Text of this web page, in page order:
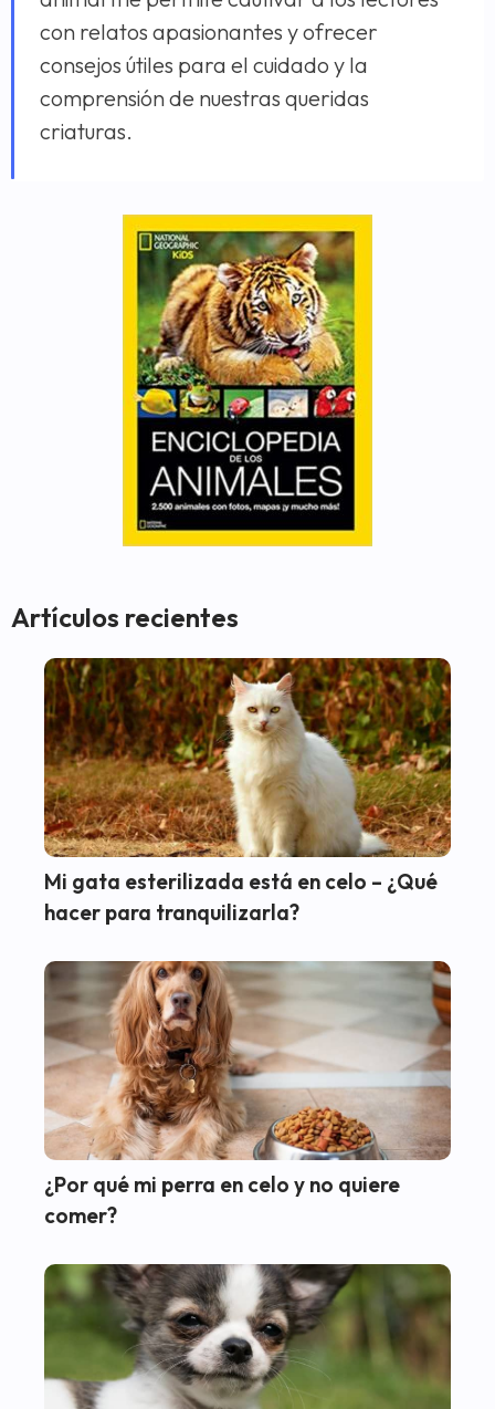
con relatos apasionantes y ofrecer
consejos útiles para el cuidado y la
comprensión de nuestras queridas
criaturas.
Artículos recientes
Mi gata esterilizada está en celo – ¿Qué
hacer para tranquilizarla?
¿Por qué mi perra en celo y no quiere
comer?